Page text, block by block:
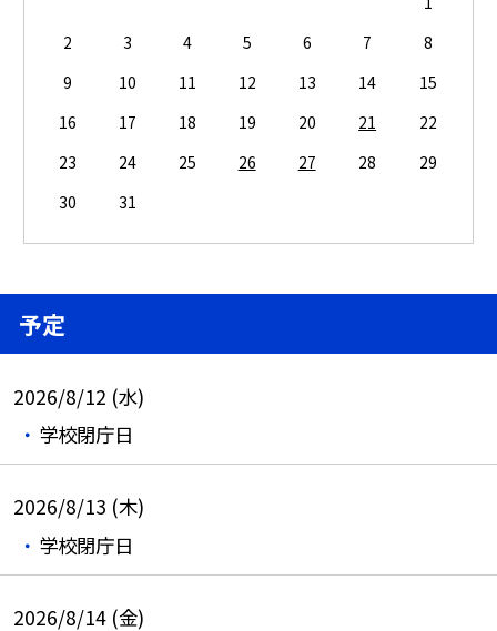
2
3 4 5 6 7
8
9
10 11 12 13 14
15
16
17 18 19 20 21
22
23
24 25 26 27 28
29
30
31
予定
2026/8/12 (水)
学校閉庁日
2026/8/13 (木)
学校閉庁日
2026/8/14 (金)